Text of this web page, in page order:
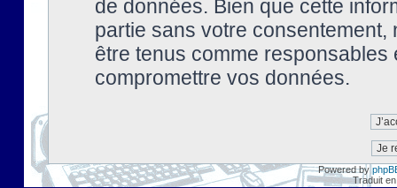
de données. Bien que cette
partie sans votre
être tenus comme
compromettre vos données.
Powered by
Traduit